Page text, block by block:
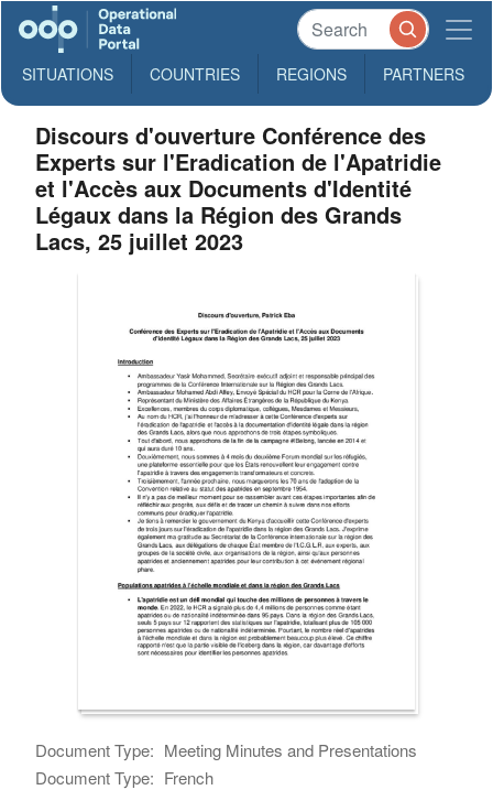
SITUATIONS COUNTRIES REGIONS PARTNERS
Discours d'ouverture Conférence des
Experts sur l'Eradication de l'Apatridie
et l'Accès aux Documents d'Identité
Légaux dans la Région des Grands
Lacs, 25 juillet 2023
Document Type: Meeting Minutes and Presentations
Document Type: French